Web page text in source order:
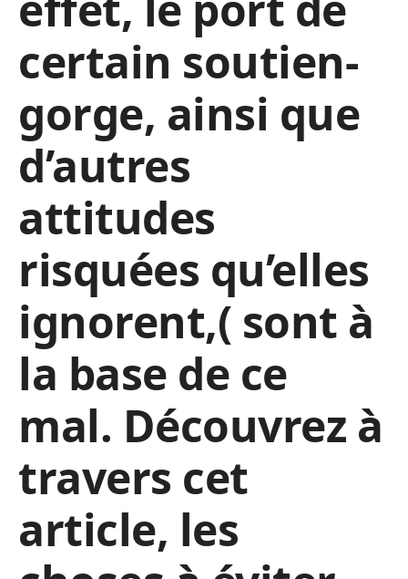
certain soutien-
gorge, ainsi que
d’autres
attitudes
risquées qu’elles
ignorent,( sont à
la base de ce
mal. Découvrez à
travers cet
article, les